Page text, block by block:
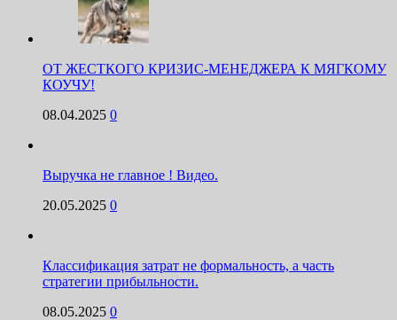
ОТ ЖЕСТКОГО КРИЗИС-МЕНЕДЖЕРА К МЯГКОМУ
КОУЧУ!
08.04.2025 0
Выручка не главное ! Видео.
20.05.2025 0
Классификация затрат не формальность, а часть
стратегии прибыльности.
08.05.2025 0